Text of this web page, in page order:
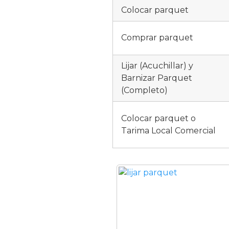
Colocar parquet
Comprar parquet
Lijar (Acuchillar) y
Barnizar Parquet
(Completo)
Colocar parquet o
Tarima Local Comercial